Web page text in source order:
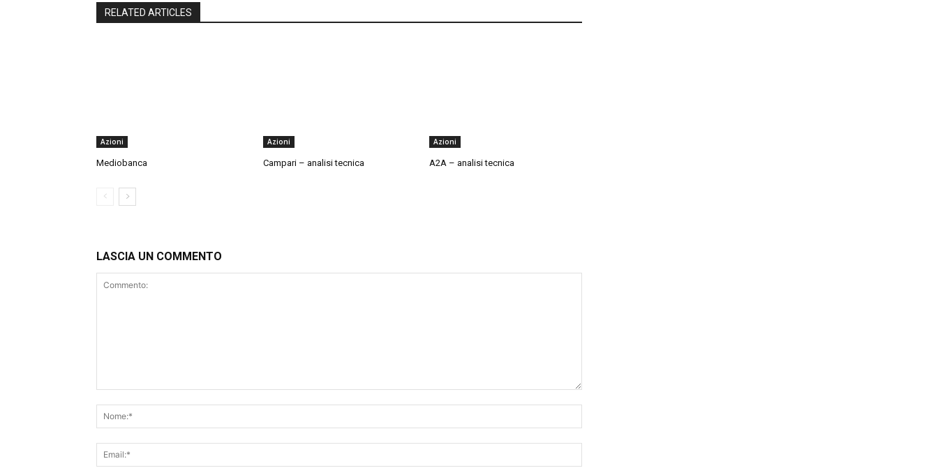
RELATED ARTICLES
Azioni
Mediobanca
Azioni
Campari – analisi tecnica
Azioni
A2A – analisi tecnica
LASCIA UN COMMENTO